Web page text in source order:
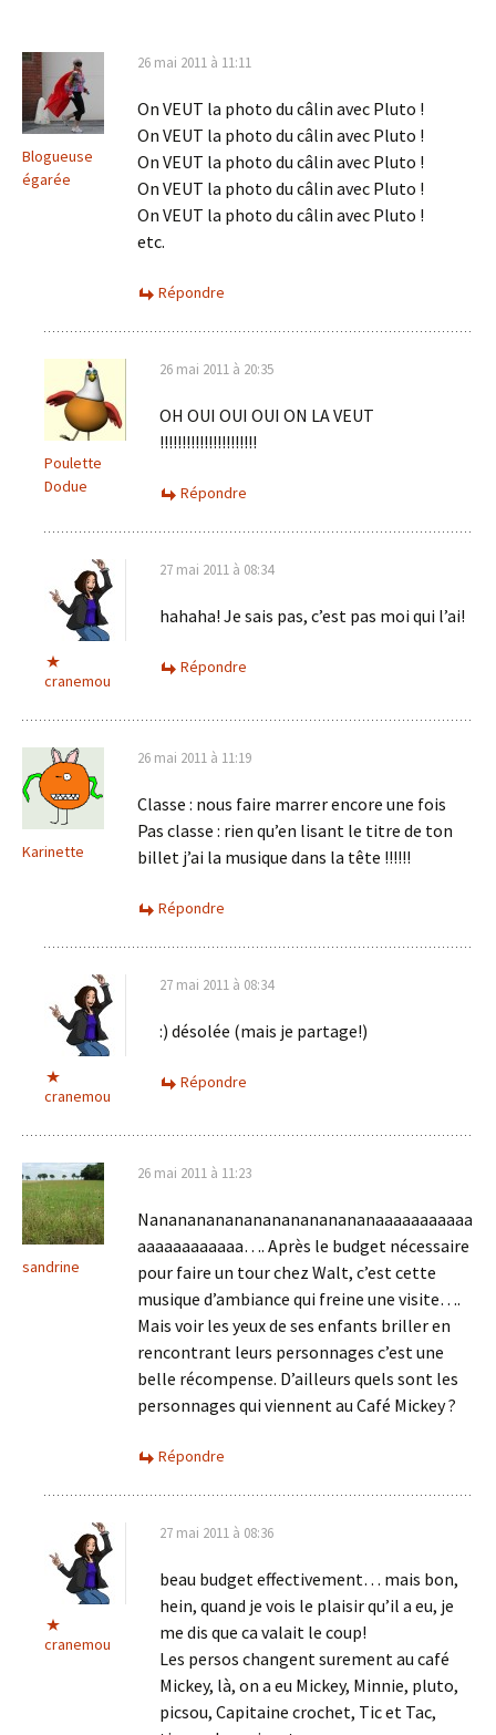
Blogueuse
égarée
26 mai 2011 à 11:11
On VEUT la photo du câlin avec Pluto !
On VEUT la photo du câlin avec Pluto !
On VEUT la photo du câlin avec Pluto !
On VEUT la photo du câlin avec Pluto !
On VEUT la photo du câlin avec Pluto !
etc.
Répondre
Poulette
Dodue
26 mai 2011 à 20:35
OH OUI OUI OUI ON LA VEUT
!!!!!!!!!!!!!!!!!!!!!!
Répondre
cranemou
27 mai 2011 à 08:34
hahaha! Je sais pas, c’est pas moi qui l’ai!
Répondre
Karinette
26 mai 2011 à 11:19
Classe : nous faire marrer encore une fois
Pas classe : rien qu’en lisant le titre de ton
billet j’ai la musique dans la tête !!!!!!
Répondre
cranemou
27 mai 2011 à 08:34
:) désolée (mais je partage!)
Répondre
sandrine
26 mai 2011 à 11:23
Nananananananananananananaaaaaaaaaaa
aaaaaaaaaaaa…. Après le budget nécessaire
pour faire un tour chez Walt, c’est cette
musique d’ambiance qui freine une visite….
Mais voir les yeux de ses enfants briller en
rencontrant leurs personnages c’est une
belle récompense. D’ailleurs quels sont les
personnages qui viennent au Café Mickey ?
Répondre
cranemou
27 mai 2011 à 08:36
beau budget effectivement… mais bon,
hein, quand je vois le plaisir qu’il a eu, je
me dis que ca valait le coup!
Les persos changent surement au café
Mickey, là, on a eu Mickey, Minnie, pluto,
picsou, Capitaine crochet, Tic et Tac,